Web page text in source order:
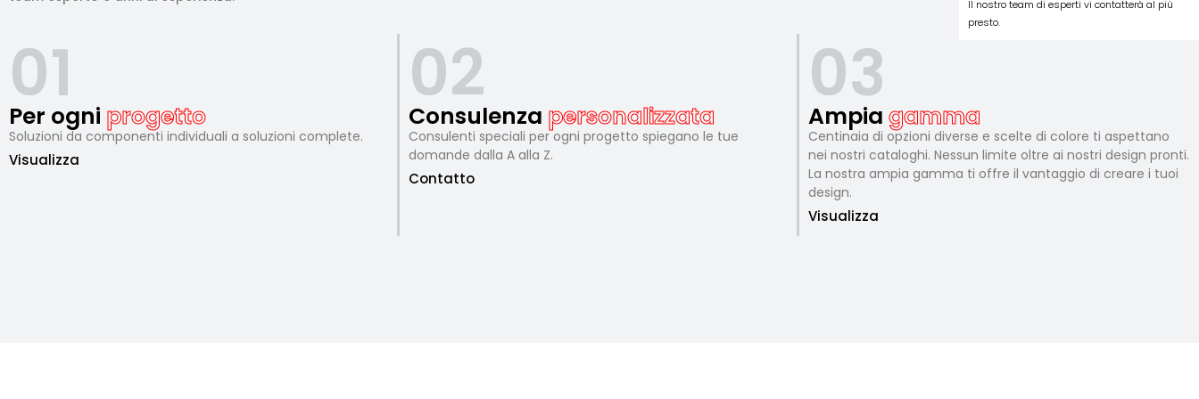
01
Per ogni progetto
Soluzioni da componenti individuali a soluzioni complete.
Visualizza
02
Consulenza personalizzata
Consulenti speciali per ogni progetto spiegano le tue
domande dalla A alla Z.
Contatto
03
Ampia gamma
Centinaia di opzioni diverse e scelte di colore ti aspettano
nei nostri cataloghi. Nessun limite oltre ai nostri design pronti.
La nostra ampia gamma ti offre il vantaggio di creare i tuoi
design.
Visualizza
Il nostro team di esperti vi contatterà al più
presto.